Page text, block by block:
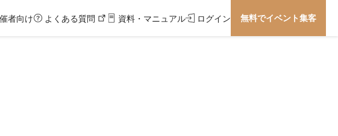
者向け よくある質問 資料・マニュアル ログイン 無料でイベント集客